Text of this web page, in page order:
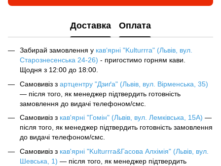
Доставка Оплата
Забирай замовлення у кав‘ярні "Kulturrra" (Львів, вул.
Старознесенська 24-26) - пригостимо горням кави.
Щодня з 12:00 до 18:00.
Самовивіз з артцентру "Дзиґа" (Львів, вул. Вірменська, 35)
— після того, як менеджер підтвердить готовність
замовлення до видачі телефоном/смс.
Самовивіз з кав'ярні "Гомін" (Львів, вул. Лемківська, 15А) —
після того, як менеджер підтвердить готовність замовлення
до видачі телефоном/смс.
Самовивіз з кав'ярні "Kulturrra&Гасова Алхімія" (Львів, вул.
Шевська, 1) — після того, як менеджер підтвердить